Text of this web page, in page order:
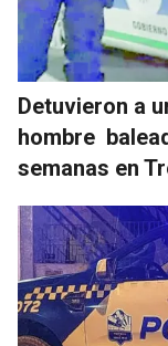
Detuvieron a
hombre
semanas en